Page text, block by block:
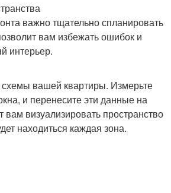
важно тщательно спланировать
вам избежать ошибок и
интерьер.
схемы вашей квартиры. Измерьте
и перенесите эти данные на
вам визуализировать пространство
находиться каждая зона.